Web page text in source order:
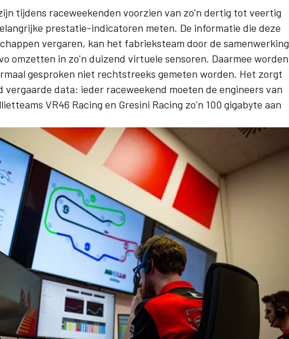
tijdens raceweekenden voorzien van zo'n dertig tot veertig
prestatie-indicatoren meten. De informatie die deze
vergaren, kan het fabrieksteam door de samenwerking
omzetten in zo'n duizend virtuele sensoren. Daarmee worden
gesproken niet rechtstreeks gemeten worden. Het zorgt
vergaarde data: ieder raceweekend moeten de engineers van
VR46 Racing en Gresini Racing zo'n 100 gigabyte aan